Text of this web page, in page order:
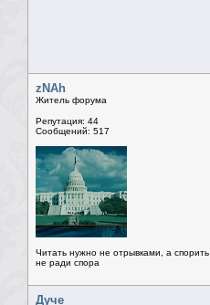
zNAh
Житель форума
Репутация: 44
Сообщений: 517
Читать нужно не отрывками, а спорить
не ради спора
Дуче